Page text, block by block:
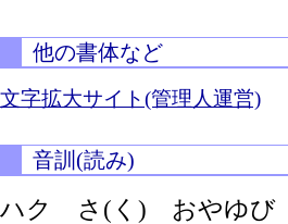
他の書体など
文字拡大サイト(管理人運営)
音訓(読み)
ハク さ(く) おやゆび